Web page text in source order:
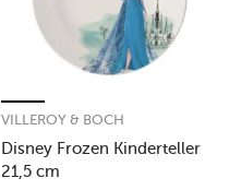
Disney Frozen Kinderteller
21,5 cm
VILLEROY & BOCH